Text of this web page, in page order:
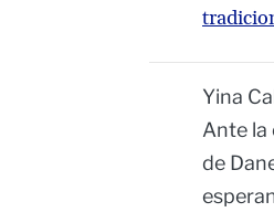
Yina
Ante la
de